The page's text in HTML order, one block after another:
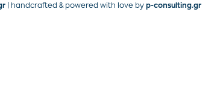
| handcrafted & powered with love by p-consulting.gr